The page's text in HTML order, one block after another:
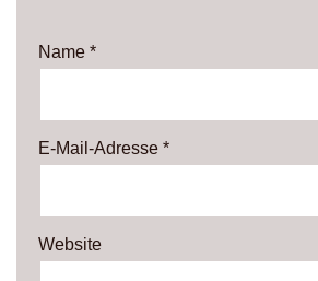
Name *
E-Mail-Adresse *
Website